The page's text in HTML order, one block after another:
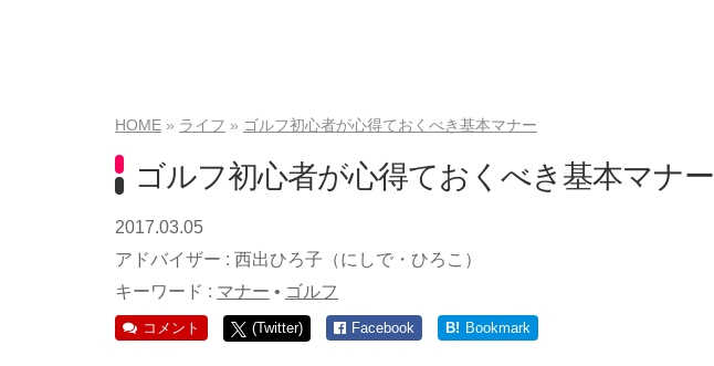
HOME ライフ ゴルフ初心者が心得ておくべき基本マナー
ゴルフ初心者が心得ておくべき基本マナー
2017.03.05
アドバイザー : 西出ひろ子（にしで・ひろこ）
キーワード : マナー • ゴルフ
コメント (Twitter) Facebook B! Bookmark